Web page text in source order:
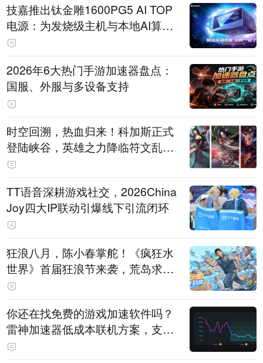
技嘉推出钛金雕1600PG5 AI TOP
电源：为发烧级主机与本地AI算力
打造旗舰供电方案
2026年6大热门手游加速器盘点：
国服、外服与多设备支持
时空回溯，热血归来！科加斯正式
登陆峡谷，英雄之力降临符文乱
斗！
TT语音深耕游戏社交，2026China
Joy四大IP联动引爆线下引流闭环
狂浪八月，陈小春掌舵！《疯狂水
世界》首届狂浪节来袭，荒岛求生
直播即将开启
你还在找免费的游戏加速软件吗？
雷神加速器低成本联机方案，支持
免费试用